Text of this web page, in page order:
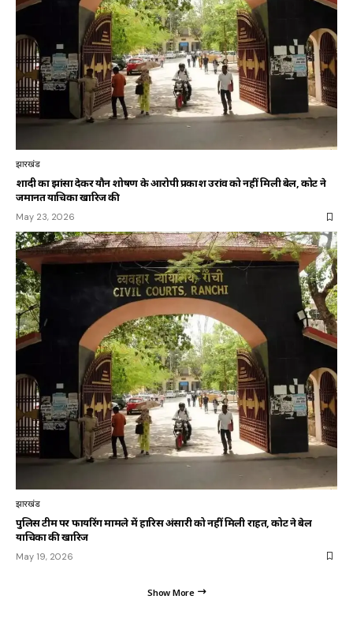
झारखंड
शादी का झांसा देकर यौन शोषण के आरोपी प्रकाश उरांव को नहीं मिली बेल, कोर्ट ने
जमानत याचिका खारिज की
May 23, 2026
झारखंड
पुलिस टीम पर फायरिंग मामले में हारिस अंसारी को नहीं मिली राहत, कोर्ट ने बेल
याचिका की खारिज
May 19, 2026
Show More